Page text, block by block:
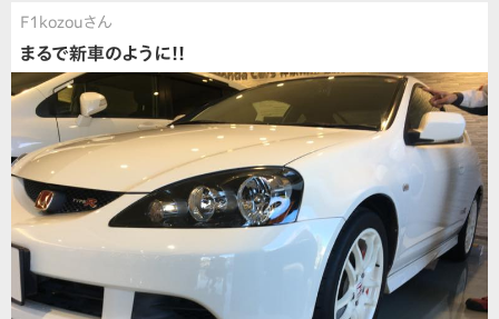
F1kozouさん
まるで新車のように!!